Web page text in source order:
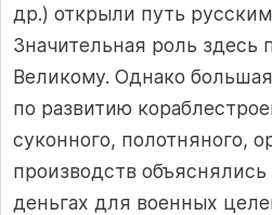
др.) открыли путь
Значительная роль
Великому. Однако
по развитию
суконного, полотняного,
производств
деньгах для военных